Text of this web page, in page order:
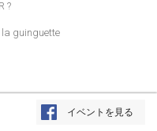
示
?
guinguette
イベントを見る